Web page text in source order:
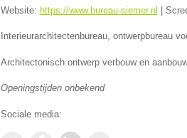
Website: https://www.bureau-siemer.nl
Interieurarchitectenbureau, ontwerpbureau
Architectonisch ontwerp verbouw en
Openingstijden onbekend
Sociale media: